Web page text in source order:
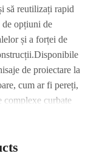
să reutilizați rapid
de opțiuni de
și a forței de
de proiectare la
cum ar fi pereți,
complexe curbate